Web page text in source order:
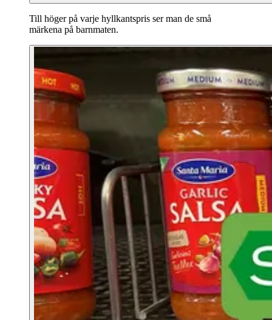
Till höger på varje hyllkantspris ser man de små
märkena på barnmaten.